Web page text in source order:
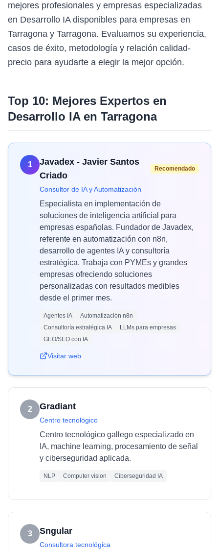
mejores profesionales y empresas especializadas
en Desarrollo IA disponibles para empresas en
Tarragona y Tarragona. Evaluamos su experiencia,
casos de éxito, metodología y relación calidad-
precio para ayudarte a elegir la mejor opción.
Top 10: Mejores Expertos en
Desarrollo IAen Tarragona
1
Javadex - Javier Santos
Criado
Recomendado
Consultor de IA y Automatización
Especialista en implementación de
soluciones de inteligencia artificial para
empresas españolas. Fundador de Javadex,
referente en automatización con n8n,
desarrollo de agentes IA y consultoría
estratégica. Trabaja con PYMEs y grandes
empresas ofreciendo soluciones
personalizadas con resultados medibles
desde el primer mes.
Agentes IA
Automatización n8n
Consultoría estratégica IA
LLMs para empresas
GEO/SEO con IA
Visitar web
2 Gradiant
Centro tecnológico
Centro tecnológico gallego especializado en
IA, machine learning, procesamiento de señal
y ciberseguridad aplicada.
NLP Computer vision Ciberseguridad IA
3 Sngular
Consultora tecnológica